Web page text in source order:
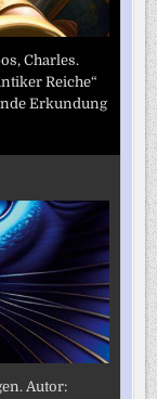
Charles.
Reiche“
Erkundung
Autor: